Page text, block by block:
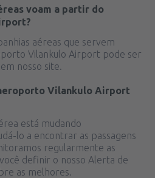
voam a partir do
aéreas que servem
Vilankulo Airport pode ser
nosso site.
Vilankulo Airport
está mudando
lo a encontrar as passagens
regularmente as
definir o nosso Alerta de
as melhores.